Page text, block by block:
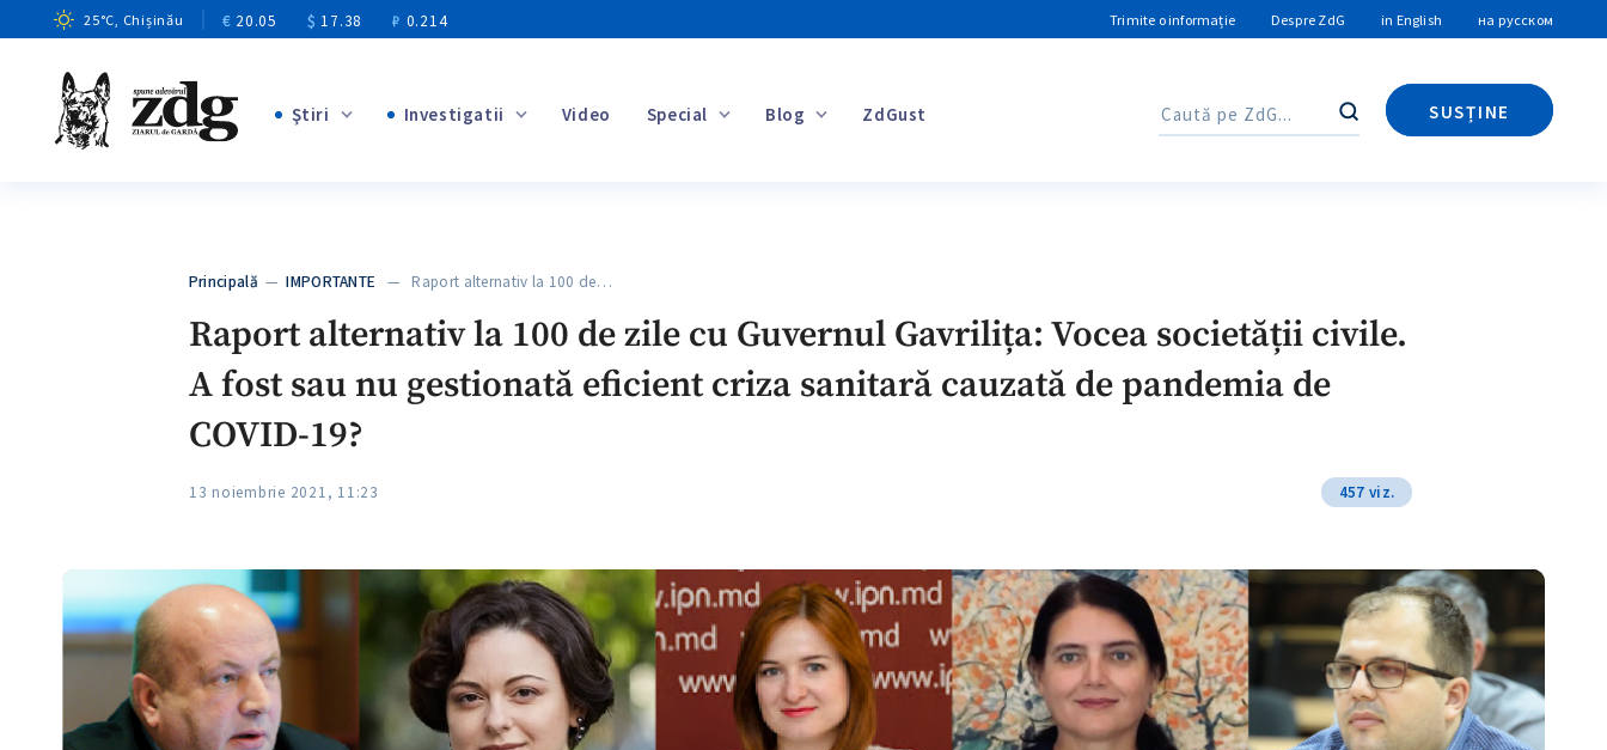
25°C, Chișinău € 20.05 $ 17.38 ₽ 0.214 Trimite o informație Despre ZdG in English на русском
Ştiri Investigatii Video Special Blog ZdGust Caută
SUSȚINE
Caută
Principală —IMPORTANTE — Raport alternativ la 100 de…
Raport alternativ la 100 de zile cu Guvernul Gavrilița: Vocea societății civile.
A fost sau nu gestionată eficient criza sanitară cauzată de pandemia de
COVID-19?
13 noiembrie 2021, 11:23 457 viz.